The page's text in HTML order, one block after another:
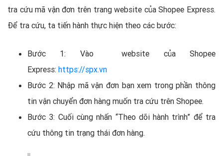
tra cứu mã vận đơn trên trang website của Shopee Express.
Để tra cứu, ta tiến hành thực hiện theo các bước:
Bước 1: Vào website của Shopee
Express: https://spx.vn
Bước 2: Nhập mã vận đơn bạn xem trong phần thông
tin vận chuyển đơn hàng muốn tra cứu trên Shopee.
Bước 3: Cuối cùng nhấn “Theo dõi hành trình” để tra
cứu thông tin trạng thái đơn hàng.